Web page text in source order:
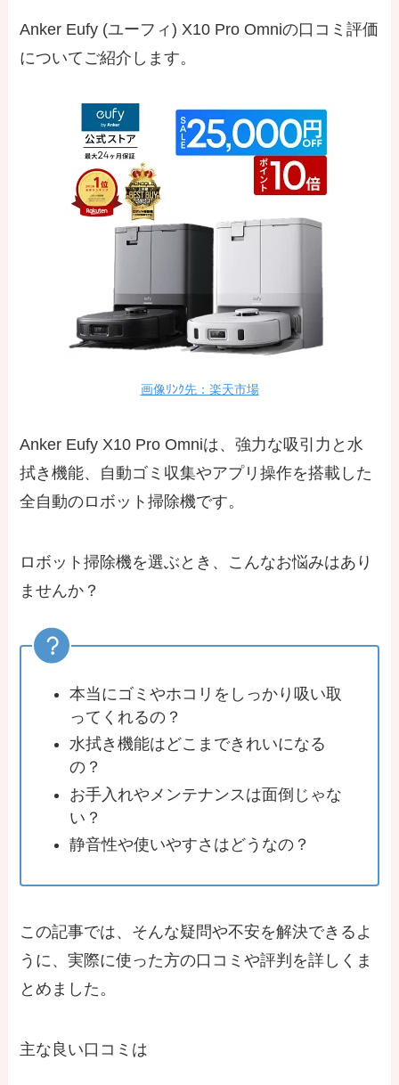
Anker Eufy (ユーフィ) X10 Pro Omniの口コミ評価
についてご紹介します。
画像ﾘﾝｸ先：楽天市場
Anker Eufy X10 Pro Omniは、強力な吸引力と水
拭き機能、自動ゴミ収集やアプリ操作を搭載した
全自動のロボット掃除機です。
ロボット掃除機を選ぶとき、こんなお悩みはあり
ませんか？
本当にゴミやホコリをしっかり吸い取
ってくれるの？
水拭き機能はどこまできれいになる
の？
お手入れやメンテナンスは面倒じゃな
い？
静音性や使いやすさはどうなの？
この記事では、そんな疑問や不安を解決できるよ
うに、実際に使った方の口コミや評判を詳しくま
とめました。
主な良い口コミは